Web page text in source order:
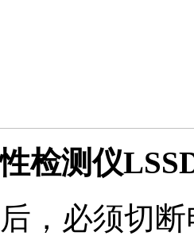
检测仪
，必须切